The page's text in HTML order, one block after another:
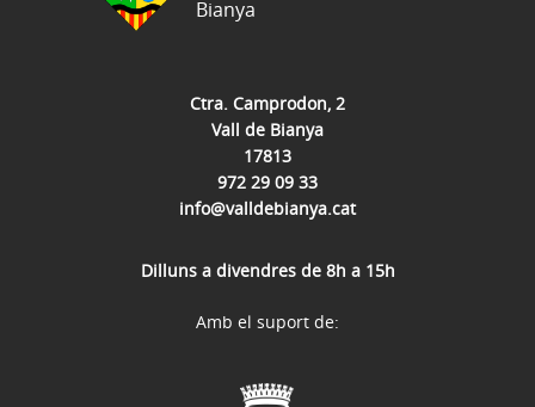
Ctra. Camprodon, 2
Vall de Bianya
17813
972 29 09 33
info@valldebianya.cat
Dilluns a divendres de 8h a 15h
Bianya
Amb el suport de: